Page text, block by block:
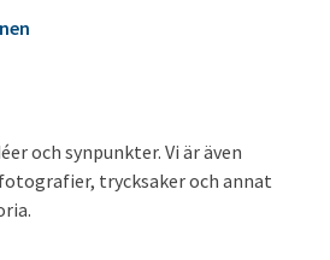
och synpunkter. Vi är även
trycksaker och annat